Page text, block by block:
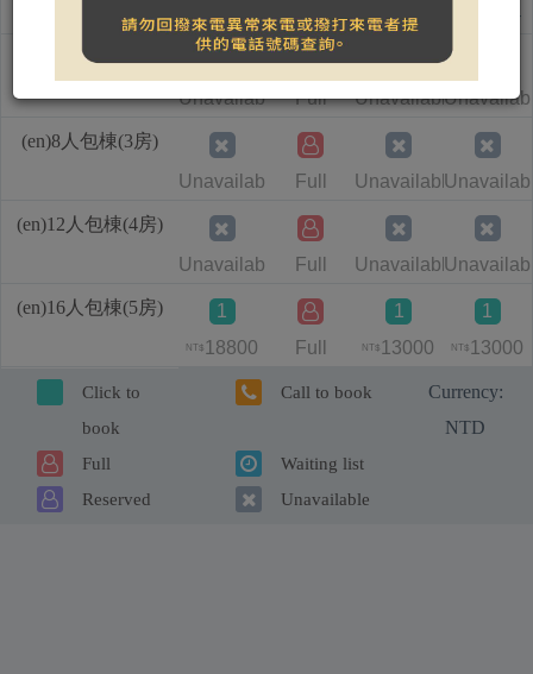
(en)4人包棟(1房）
(en)8人包棟(3房)
(en)12人包棟(4房)
(en)16人包棟(5房)
Friday
Saturday
Sunday
Monday
Unavailable Full Unavailable
Unavailable Full Unavailable
Unavailable Full Unavailable
1
NT$ 18800 Full
1
NT$ 13000
1
NT$ 13000
Click to
book
Call to book
Full
Waiting list
Reserved
Unavailable
Currency:
NTD